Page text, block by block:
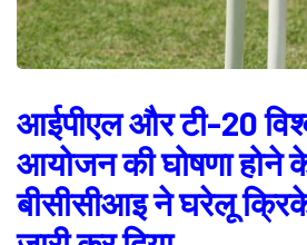
आईपीएल और टी-20
आयोजन की घोषणा होने
बीसीसीआइ ने घरेलू